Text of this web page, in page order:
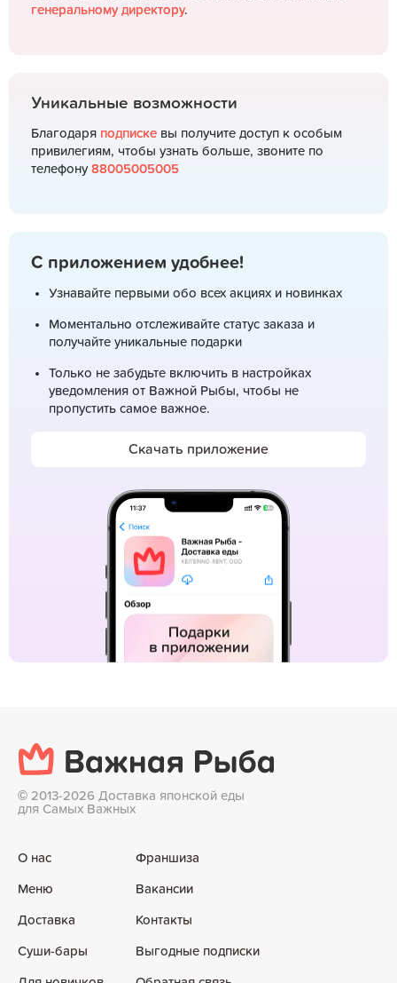
генеральному директору.
Уникальные возможности
Благодаря подписке вы получите доступ к особым
привилегиям, чтобы узнать больше, звоните по
телефону 88005005005
С приложением удобнее!
Узнавайте первыми обо всех акциях и новинках
Моментально отслеживайте статус заказа и
получайте уникальные подарки
Только не забудьте включить в настройках
уведомления от Важной Рыбы, чтобы не
пропустить самое важное.
Скачать приложение
© 2013-2026 Доставка японской еды
для Самых Важных
О нас
Меню
Доставка
Суши-бары
Франшиза
Вакансии
Контакты
Выгодные подписки